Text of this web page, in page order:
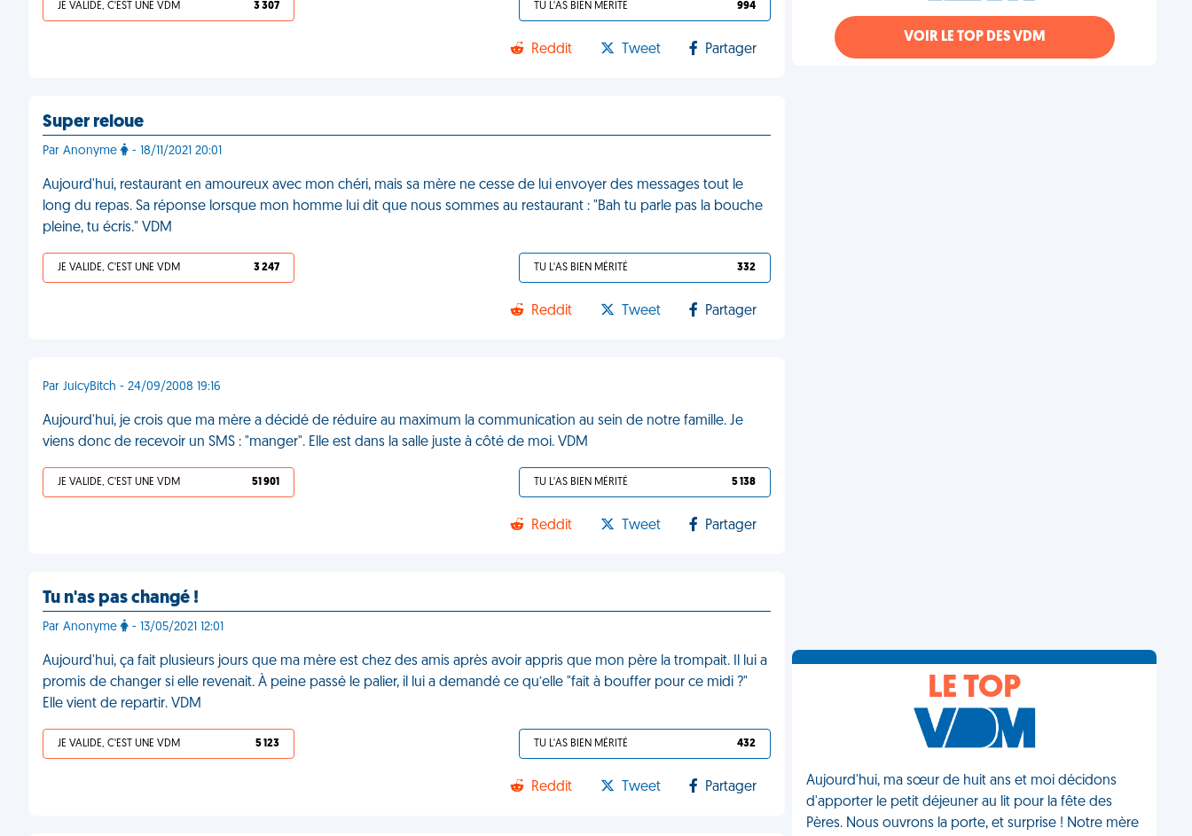
JE VALIDE, C'EST UNE VDM 3 307 TU L'AS BIEN MÉRITÉ 994
Reddit Tweet Partager
Super reloue
Par Anonyme - 18/11/2021 20:01
Aujourd'hui, restaurant en amoureux avec mon chéri, mais sa mère ne cesse de lui envoyer des messages tout le
long du repas. Sa réponse lorsque mon homme lui dit que nous sommes au restaurant : "Bah tu parle pas la bouche
pleine, tu écris." VDM
JE VALIDE, C'EST UNE VDM 3 247 TU L'AS BIEN MÉRITÉ 332
Reddit Tweet Partager
Par JuicyBitch - 24/09/2008 19:16
Aujourd'hui, je crois que ma mère a décidé de réduire au maximum la communication au sein de notre famille. Je
viens donc de recevoir un SMS : "manger". Elle est dans la salle juste à côté de moi. VDM
JE VALIDE, C'EST UNE VDM 51 901 TU L'AS BIEN MÉRITÉ 5 138
Reddit Tweet Partager
Tu n'as pas changé !
Par Anonyme - 13/05/2021 12:01
Aujourd'hui, ça fait plusieurs jours que ma mère est chez des amis après avoir appris que mon père la trompait. Il lui a
promis de changer si elle revenait. À peine passé le palier, il lui a demandé ce qu’elle "fait à bouffer pour ce midi ?"
Elle vient de repartir. VDM
JE VALIDE, C'EST UNE VDM 5 123 TU L'AS BIEN MÉRITÉ 432
Reddit Tweet Partager
VOIR LE TOP DES VDM
LE TOP
Aujourd'hui, ma sœur de huit ans et moi décidons
d'apporter le petit déjeuner au lit pour la fête des
Pères. Nous ouvrons la porte, et surprise ! Notre mère